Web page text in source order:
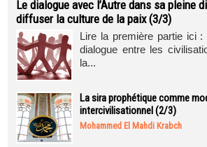
Le dialogue avec l’Autre dans sa pleine
diffuser la culture de la paix (3/3)
Lire la première partie ici
dialogue entre les
la...
La sira prophétique comme
intercivilisationnel (2/3)
Mohammed El Mahdi Krabch